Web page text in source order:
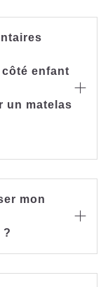
enfant
un matelas

mon
?
